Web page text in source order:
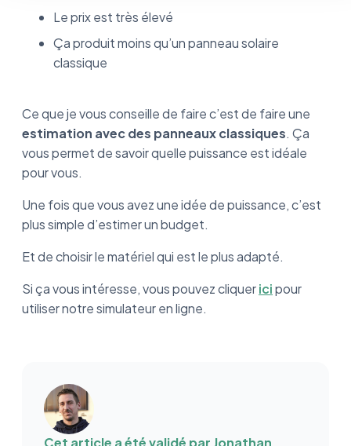
Le prix est très élevé
Ça produit moins qu’un panneau solaire
classique
Ce que je vous conseille de faire c’est de faire une
estimation avec des panneaux classiques. Ça
vous permet de savoir quelle puissance est idéale
pour vous.
Une fois que vous avez une idée de puissance, c’est
plus simple d’estimer un budget.
Et de choisir le matériel qui est le plus adapté.
Si ça vous intéresse, vous pouvez cliquericipour
utiliser notre simulateur en ligne.
Cet article a été validé parJonathan